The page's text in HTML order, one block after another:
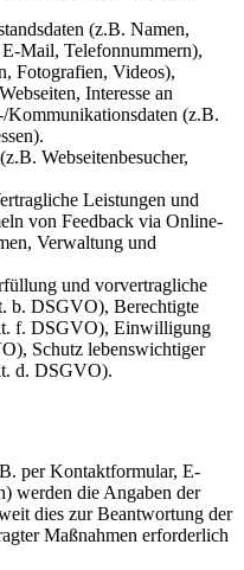
(z.B. Namen,
Mail, Telefonnummern),
Fotografien, Videos),
Interesse an
(z.B.
Webseitenbesucher,
Leistungen und
von Feedback via Online-
Verwaltung und
und vorvertragliche
b. DSGVO), Berechtigte
f. DSGVO), Einwilligung
Schutz lebenswichtiger
d. DSGVO).
per Kontaktformular, E-
werden die Angaben der
dies zur Beantwortung der
Maßnahmen erforderlich